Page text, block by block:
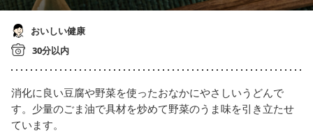
おいしい健康
30分以内
消化に良い豆腐や野菜を使ったおなかにやさしいうどんで
す。少量のごま油で具材を炒めて野菜のうま味を引き立たせ
ています。